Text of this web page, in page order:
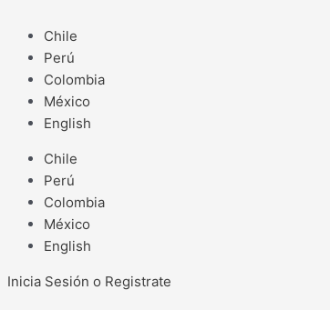
contenido
Chile
Perú
Colombia
México
English
Chile
Perú
Colombia
México
English
Inicia Sesión o Registrate
caminos:
homenajean
Victoria
Tagle,
agrónoma
Latinoamérica